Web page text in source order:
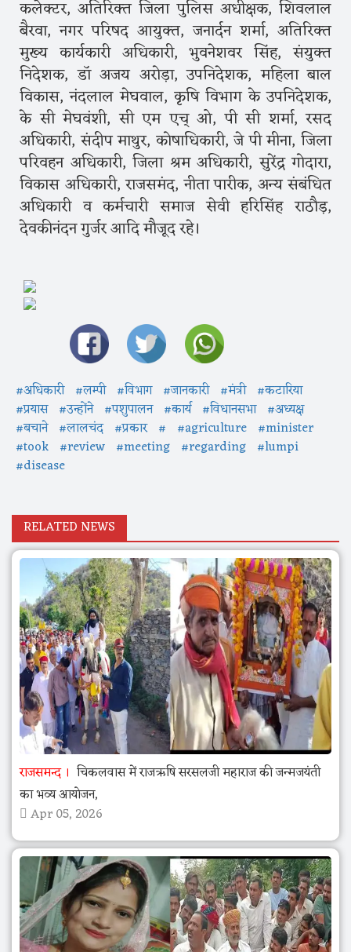
कलेक्टर, अतिरिक्त जिला पुलिस अधीक्षक, शिवलाल
बैरवा, नगर परिषद आयुक्त, जनार्दन शर्मा, अतिरिक्त
मुख्य कार्यकारी अधिकारी, भुवनेशवर सिंह, संयुक्त
निदेशक, डॉ अजय अरोड़ा, उपनिदेशक, महिला बाल
विकास, नंदलाल मेघवाल, कृषि विभाग के उपनिदेशक,
के सी मेघवंशी, सी एम एच् ओ, पी सी शर्मा, रसद
अधिकारी, संदीप माथुर, कोषाधिकारी, जे पी मीना, जिला
परिवहन अधिकारी, जिला श्रम अधिकारी, सुरेंद्र गोदारा,
विकास अधिकारी, राजसमंद, नीता पारीक, अन्य संबंधित
अधिकारी व कर्मचारी समाज सेवी हरिसिंह राठौड़,
देवकीनंदन गुर्जर आदि मौजूद रहे।
#अधिकारी #लम्पी #विभाग #जानकारी #मंत्री #कटारिया
#प्रयास #उन्होंने #पशुपालन #कार्य #विधानसभा #अध्यक्ष
#बचाने #लालचंद #प्रकार # #agriculture #minister
#took #review #meeting #regarding #lumpi
#disease
RELATED NEWS
राजसमन्द
चिकलवास में राजऋषि सरसलजी महाराज की जन्मजयंती
का भव्य आयोजन,
Apr 05, 2026